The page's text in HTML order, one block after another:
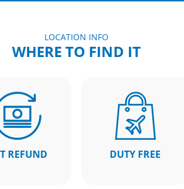
LOCATION INFO
WHERE TO FIND IT
REFUND DUTY FREE